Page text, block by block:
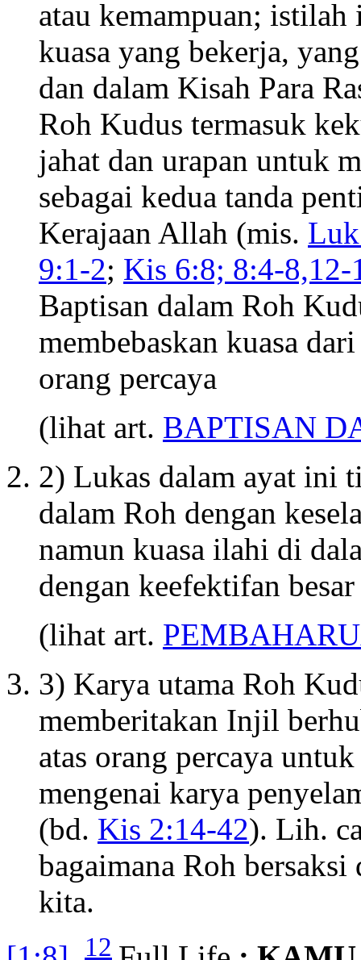
atau kemampuan;
kuasa yang bekerja,
dan dalam Kisah Para
Roh Kudus termasuk
jahat dan urapan untuk
sebagai kedua tanda
Kerajaan Allah (mis.
9:1-2; Kis 6:8; 8:4-
Baptisan dalam Roh
membebaskan kuasa
orang percaya
(lihat art. BAPTISAN
2) Lukas dalam ayat ini
dalam Roh dengan
namun kuasa ilahi di
dengan keefektifan besar
(lihat art.
3) Karya utama Roh
memberitakan Injil
atas orang percaya
mengenai karya
(bd. Kis 2:14-42). Lih.
bagaimana Roh
kita.
12